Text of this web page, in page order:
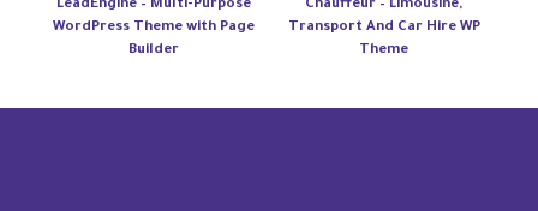
Chauffeur – Limousine,
Transport And Car Hire WP
Theme
LeadEngine – Multi-Purpose
WordPress Theme with Page
Builder